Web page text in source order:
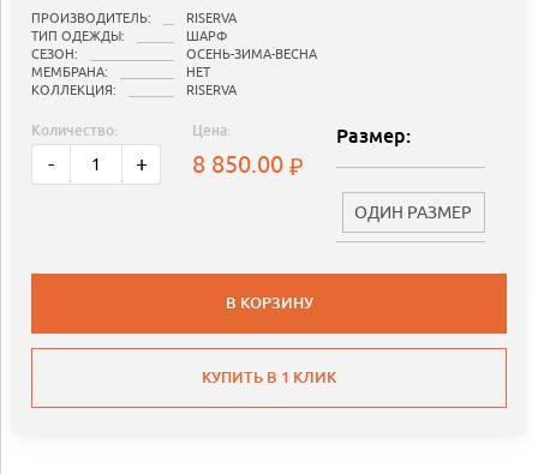
ПРОИЗВОДИТЕЛЬ:
RISERVA
ТИП ОДЕЖДЫ:
ШАРФ
СЕЗОН:
ОСЕНЬ-ЗИМА-ВЕСНА
МЕМБРАНА:
НЕТ
КОЛЛЕКЦИЯ:
RISERVA
Количество:
- +
Цена:
8 850.00
Размер:
ОДИН РАЗМЕР
В КОРЗИНУ
КУПИТЬ В 1 КЛИК